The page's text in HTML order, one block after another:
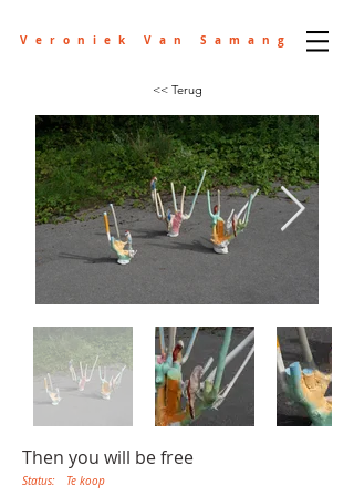
Veroniek Van Samang
<< Terug
Then you will be free
Status: Te koop